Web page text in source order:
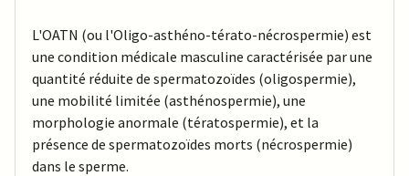
L'OATN (ou l'Oligo-asthéno-térato-nécrospermie) est
une condition médicale masculine caractérisée par une
quantité réduite de spermatozoïdes (oligospermie),
une mobilité limitée (asthénospermie), une
morphologie anormale (tératospermie), et la
présence de spermatozoïdes morts (nécrospermie)
dans le sperme.